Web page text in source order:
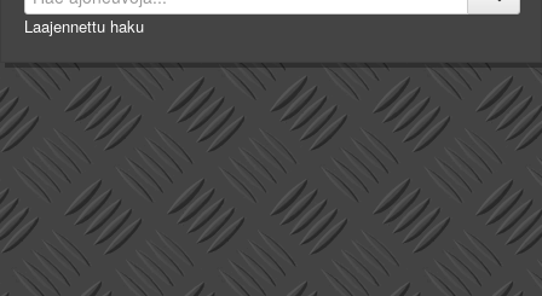
Laajennettu haku